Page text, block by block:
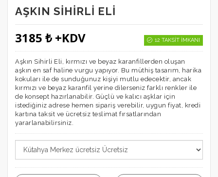
AŞKIN SIHIRLI ELI
3185 ₺ +KDV 12 TAKSIT İMKANI
Aşkın Sihirli Eli, kırmızı ve beyaz karanfillerden oluşan
aşkın en saf haline vurgu yapıyor. Bu müthiş tasarım, harika
kokuları ile de sunduğunuz kişiyi mutlu edecektir, ancak
kırmızı ve beyaz karanfil yerine dilerseniz farklı renkler ile
de konsept hazırlanabilir. Güçlü ve kalıcı aşklar için
istediğiniz adrese hemen sipariş verebilir, uygun fiyat, kredi
kartına taksit ve ücretsiz teslimat fırsatlarından
yararlanabilirsiniz.